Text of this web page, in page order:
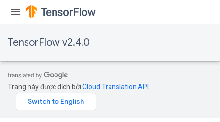
TensorFlow v2.4.0
Trang này được dịch bởi Cloud Translation API